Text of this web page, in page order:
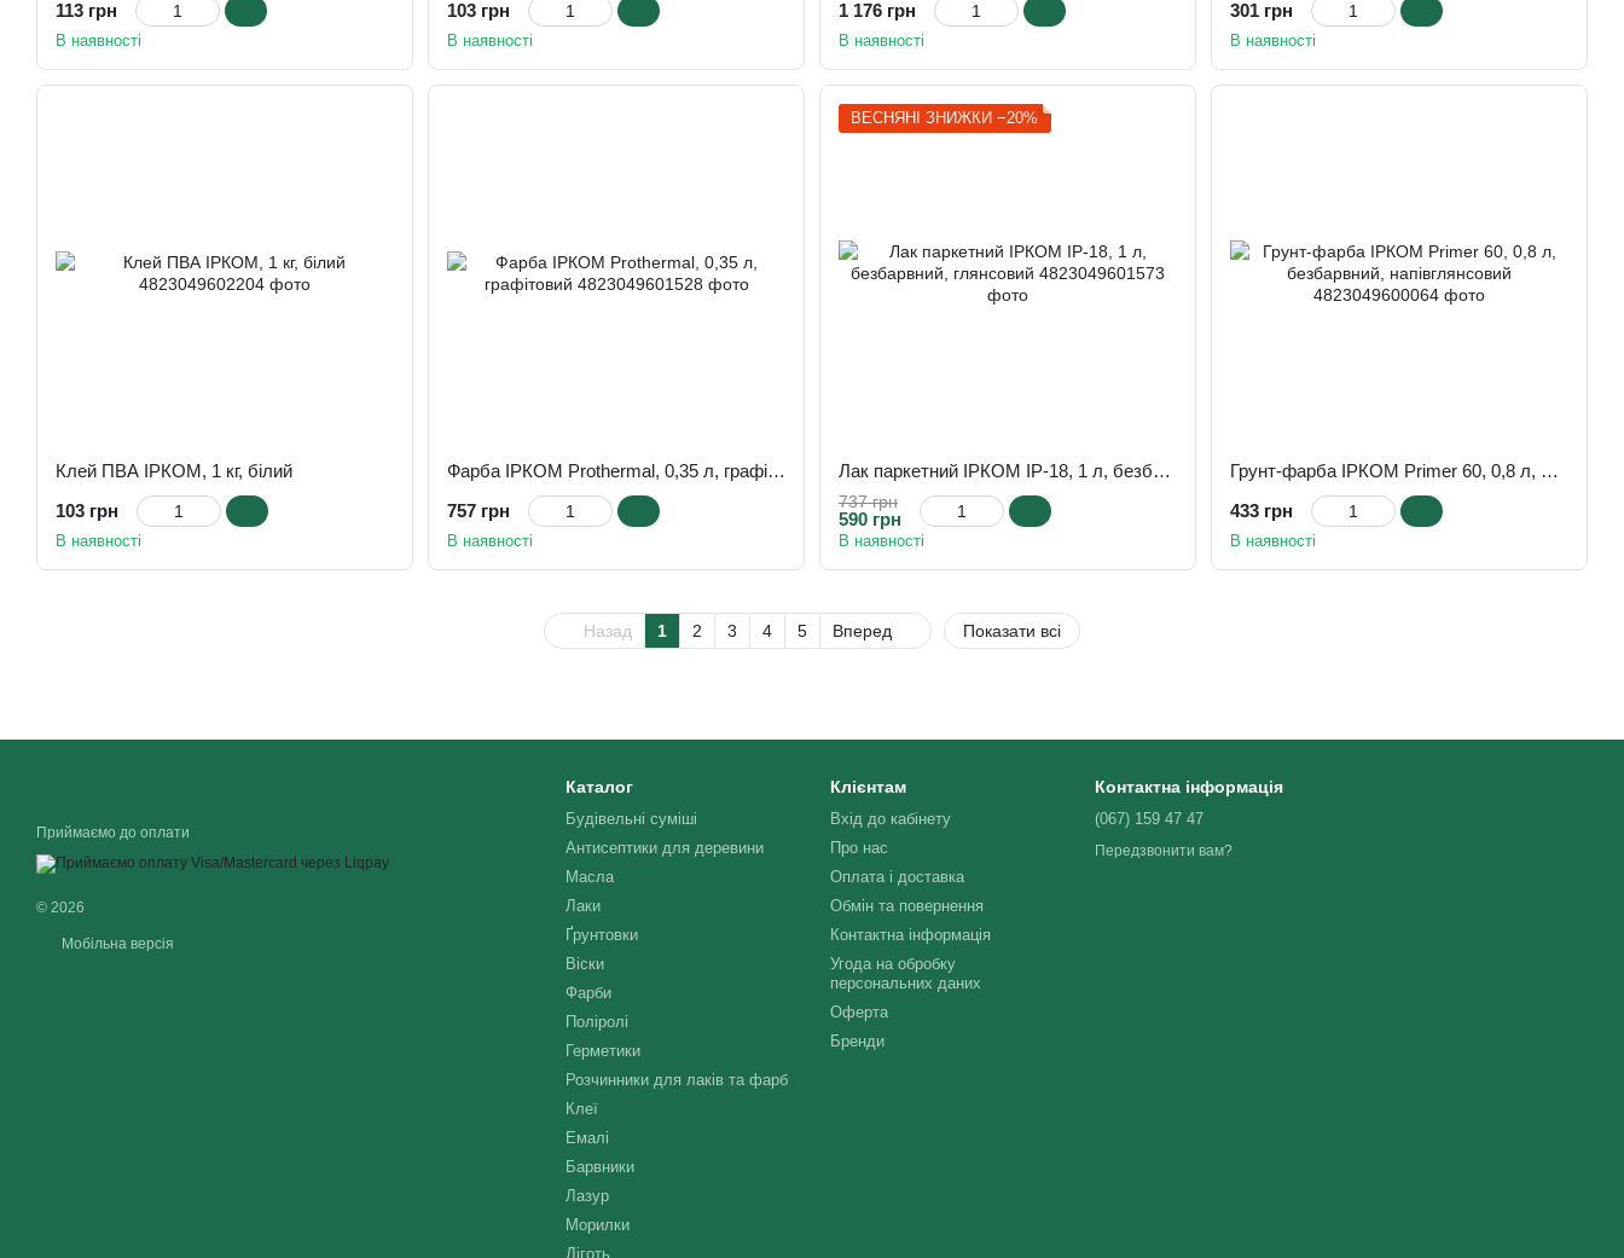
113 грн
В наявності
103 грн
В наявності
1 176 грн
В наявності
301 грн
В наявності
Клей ПВА ІРКОМ, 1 кг, білий
103 грн
В наявності
Фарба ІРКОМ Prothermal, 0,35 л, графітовий
757 грн
В наявності
ВЕСНЯНІ ЗНИЖКИ −20%
Лак паркетний ІРКОМ ІР-18, 1 л, безбарвний, глянсовий
737 грн
590 грн
В наявності
Грунт-фарба ІРКОМ Primer 60, 0,8 л, безбарвний, напівглянсовий
433 грн
В наявності
Назад 1 2 3 4 5 Вперед Показати всі
Приймаємо до оплати
© 2026
Мобільна версія
Каталог
Будівельні суміші
Антисептики для деревини
Масла
Лаки
Ґрунтовки
Віски
Фарби
Поліролі
Герметики
Розчинники для лаків та фарб
Клеї
Емалі
Барвники
Лазур
Морилки
Діготь
Клієнтам
Вхід до кабінету
Про нас
Оплата і доставка
Обмін та повернення
Контактна інформація
Угода на обробку
персональних даних
Оферта
Бренди
Контактна інформація
(067) 159 47 47
Передзвонити вам?